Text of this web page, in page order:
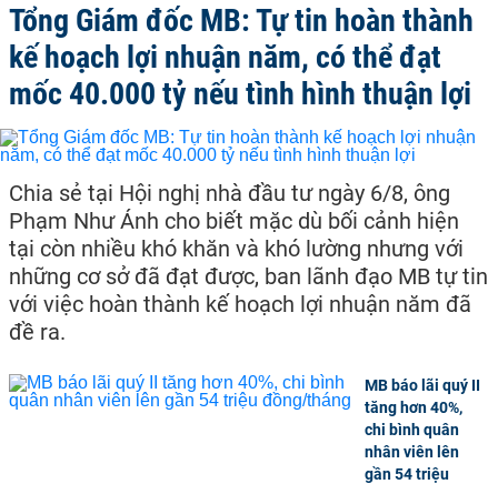
Tổng Giám đốc MB: Tự tin hoàn thành
kế hoạch lợi nhuận năm, có thể đạt
mốc 40.000 tỷ nếu tình hình thuận lợi
Chia sẻ tại Hội nghị nhà đầu tư ngày 6/8, ông
Phạm Như Ánh cho biết mặc dù bối cảnh hiện
tại còn nhiều khó khăn và khó lường nhưng với
những cơ sở đã đạt được, ban lãnh đạo MB tự tin
với việc hoàn thành kế hoạch lợi nhuận năm đã
đề ra.
MB báo lãi quý II
tăng hơn 40%,
chi bình quân
nhân viên lên
gần 54 triệu